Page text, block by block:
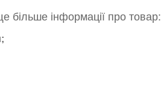
більше інформації про товар: